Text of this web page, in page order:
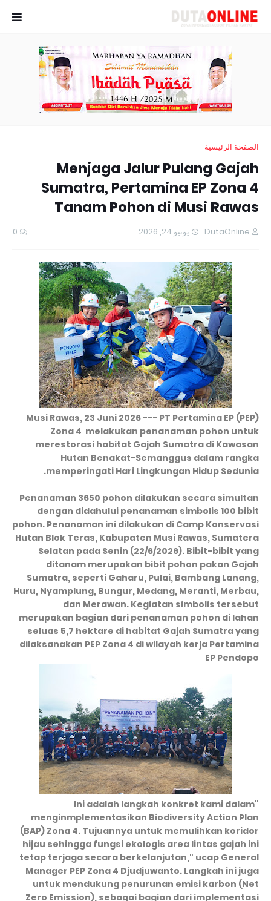
الصفحة الرئيسية
Menjaga Jalur Pulang Gajah
Sumatra, Pertamina EP Zona 4
Tanam Pohon di Musi Rawas
DutaOnline يونيو 24, 2026 0
Musi Rawas, 23 Juni 2026 --- PT Pertamina EP (PEP)
Zona 4 melakukan penanaman pohon untuk
merestorasi habitat Gajah Sumatra di Kawasan
Hutan Benakat-Semanggus dalam rangka
memperingati Hari Lingkungan Hidup Sedunia.
Penanaman 3650 pohon dilakukan secara simultan
dengan didahului penanaman simbolis 100 bibit
pohon. Penanaman ini dilakukan di Camp Konservasi
Hutan Blok Teras, Kabupaten Musi Rawas, Sumatera
Selatan pada Senin (22/6/2026). Bibit-bibit yang
ditanam merupakan bibit pohon pakan Gajah
Sumatra, seperti Gaharu, Pulai, Bambang Lanang,
Huru, Nyamplung, Bungur, Medang, Meranti, Merbau,
dan Merawan. Kegiatan simbolis tersebut
merupakan bagian dari penanaman pohon di lahan
seluas 5,7 hektare di habitat Gajah Sumatra yang
dilaksanakan PEP Zona 4 di wilayah kerja Pertamina
EP Pendopo
"Ini adalah langkah konkret kami dalam
menginmplementasikan Biodiversity Action Plan
(BAP) Zona 4. Tujuannya untuk memulihkan koridor
hijau sehingga fungsi ekologis area lintas gajah ini
tetap terjaga secara berkelanjutan," ucap General
Manager PEP Zona 4 Djudjuwanto. Langkah ini juga
untuk mendukung penurunan emisi karbon (Net
Zero Emission), sebagai bagian dari implementasi